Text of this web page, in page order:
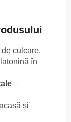
culcare.
în
–
și